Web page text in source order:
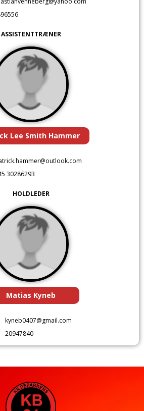
ASSISTENTTRÆNER
Lee Smith Hammer
30286293
HOLDLEDER
Matias Kyneb
kyneb0407@gmail.com
20947840